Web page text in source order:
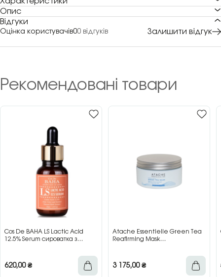
Опис
Відгуки
Оцінка користувачів00 відгуків Залишити відгук
Рекомендовані товари
Cos De BAHA LS Lactic Acid
12.5% Serum сироватка з
620,00₴
Atache Essentielle Green Tea
Reafirming Mask
3 175,00₴